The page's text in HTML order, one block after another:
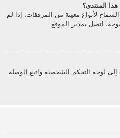
المنتدى؟
لأنواع معينة من المرفقات. إذا لم
اتصل بمدير الموقع.
لوحة التحكم الشخصية واتبع الوصلة